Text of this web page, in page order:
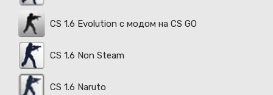
CS 1.6 Evolution с модом на CS GO
CS 1.6 Non Steam
CS 1.6 Naruto